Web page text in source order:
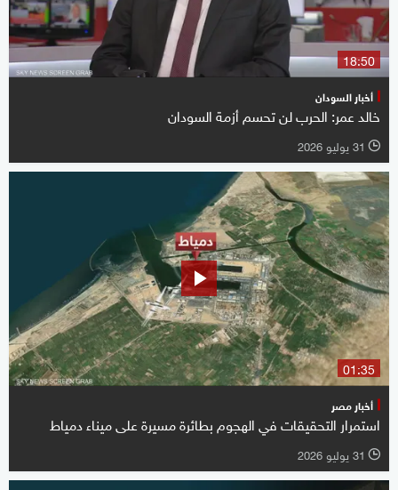
18:50
أخبار السودان
خالد عمر: الحرب لن تحسم أزمة السودان
l 31 يوليو 2026
01:35
أخبار مصر
استمرار التحقيقات في الهجوم بطائرة مسيرة على ميناء دمياط
l 31 يوليو 2026